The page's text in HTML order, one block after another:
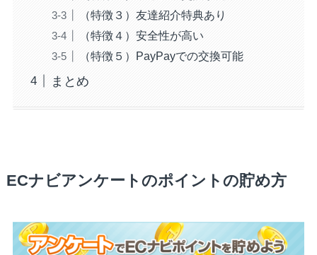
（特徴３）友達紹介特典あり
（特徴４）安全性が高い
（特徴５）PayPayでの交換可能
まとめ
ECナビアンケートのポイントの貯め方